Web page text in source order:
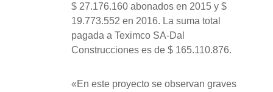
$ 27.176.160 abonados en 2015 y $
19.773.552 en 2016. La suma total
pagada a Teximco SA-Dal
Construcciones es de $ 165.110.876.
«En este proyecto se observan graves